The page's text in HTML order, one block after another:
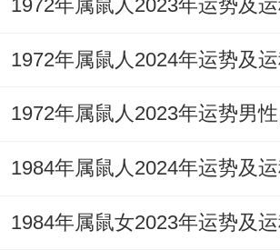
时就医,避免潜在的健康问题。
壬子年出生的人在2025年在
生活同工作.
在也要珍惜身边的人同事，向
以及以后的人生道路上越走越